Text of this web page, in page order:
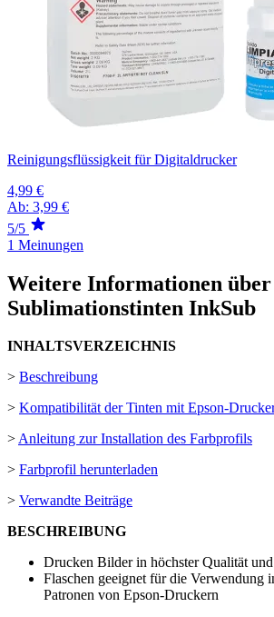
Reinigungsflüssigkeit für Digitaldrucker
4,99 €
Ab: 3,99 €
5/5
1 Meinungen
Weitere Informationen über
Sublimationstinten InkSub
INHALTSVERZEICHNIS
> Beschreibung
> Kompatibilität der Tinten mit Epson-
>Anleitung zur Installation des Farbprofils
> Farbprofil herunterladen
> Verwandte Beiträge
BESCHREIBUNG
Drucken Bilder in höchster Qualität
Flaschen geeignet für die Verwendung
Patronen von Epson-Druckern